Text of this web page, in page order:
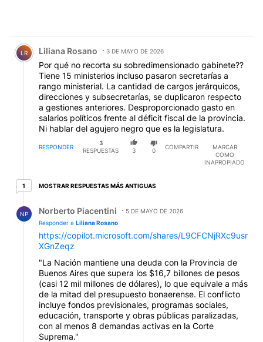
Comentario de Liliana Rosano.
LR Liliana Rosano 3 DE MAYO DE 2026
Por qué no recorta su sobredimensionado gabinete??
Tiene 15 ministerios incluso pasaron secretarías a
rango ministerial. La cantidad de cargos jerárquicos,
direcciones y subsecretarías, se duplicaron respecto
a gestiones anteriores. Desproporcionado gasto en
salarios políticos frente al déficit fiscal de la provincia.
Ni hablar del agujero negro que es la legislatura.
RESPONDER
3
RESPUESTAS
3 0
COMPARTIR
MARCAR
COMO
INAPROPIADO
11 respuesta más antiguas
MOSTRAR RESPUESTAS MÁS ANTIGUAS
NP Norberto Piacentini
5 DE MAYO DE 2026
Responder a Liliana Rosano
https://copilot.microsoft.com/shares/L9CFCNjRXc9usr
XGnZeqz
"La Nación mantiene una deuda con la Provincia de
Buenos Aires que supera los $16,7 billones de pesos
(casi 12 mil millones de dólares), lo que equivale a más
de la mitad del presupuesto bonaerense. El conflicto
incluye fondos previsionales, programas sociales,
educación, transporte y obras públicas paralizadas,
con al menos 8 demandas activas en la Corte
Suprema."